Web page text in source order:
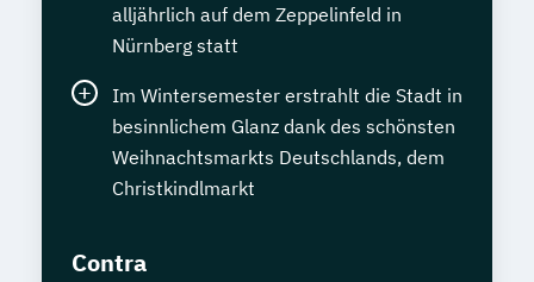
alljährlich auf dem Zeppelinfeld in
Nürnberg statt
Im Wintersemester erstrahlt die Stadt in
besinnlichem Glanz dank des schönsten
Weihnachtsmarkts Deutschlands, dem
Christkindlmarkt
Contra